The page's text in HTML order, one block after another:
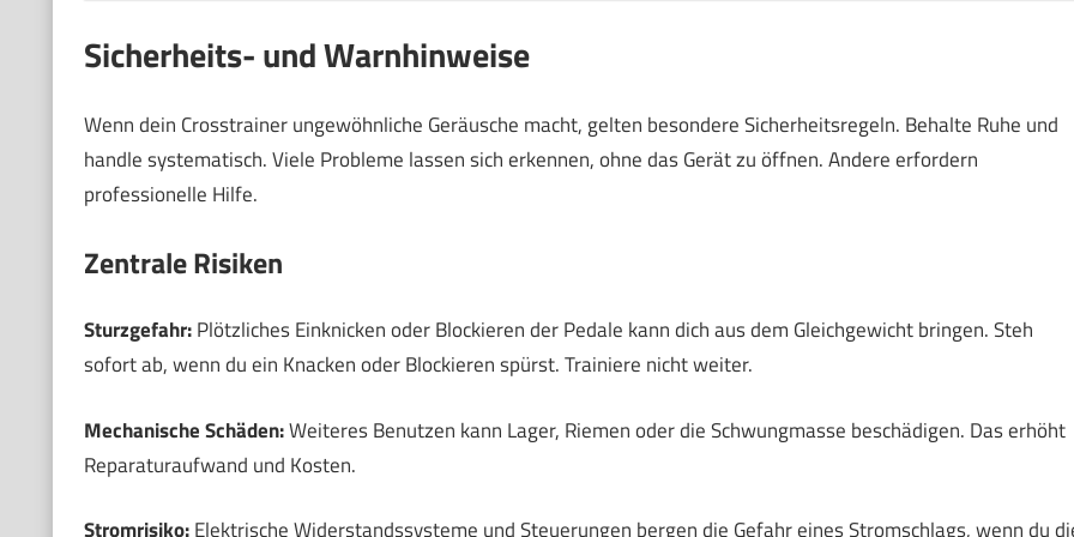
Sicherheits- und Warnhinweise
Wenn dein Crosstrainer ungewöhnliche Geräusche macht, gelten besondere Sicherheitsregeln. Behalte Ruhe und
handle systematisch. Viele Probleme lassen sich erkennen, ohne das Gerät zu öffnen. Andere erfordern
professionelle Hilfe.
Zentrale Risiken
Sturzgefahr:Plötzliches Einknicken oder Blockieren der Pedale kann dich aus dem Gleichgewicht bringen. Steh
sofort ab, wenn du ein Knacken oder Blockieren spürst. Trainiere nicht weiter.
Mechanische Schäden:Weiteres Benutzen kann Lager, Riemen oder die Schwungmasse beschädigen. Das erhöht
Reparaturaufwand und Kosten.
Stromrisiko:Elektrische Widerstandssysteme und Steuerungen bergen die Gefahr eines Stromschlags, wenn du